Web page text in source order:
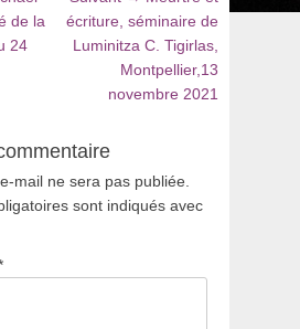
de la
24
suivant
:
écriture, séminaire de
Luminitza C. Tigirlas,
Montpellier,13
novembre 2021
mail ne sera pas publiée.
sont indiqués avec